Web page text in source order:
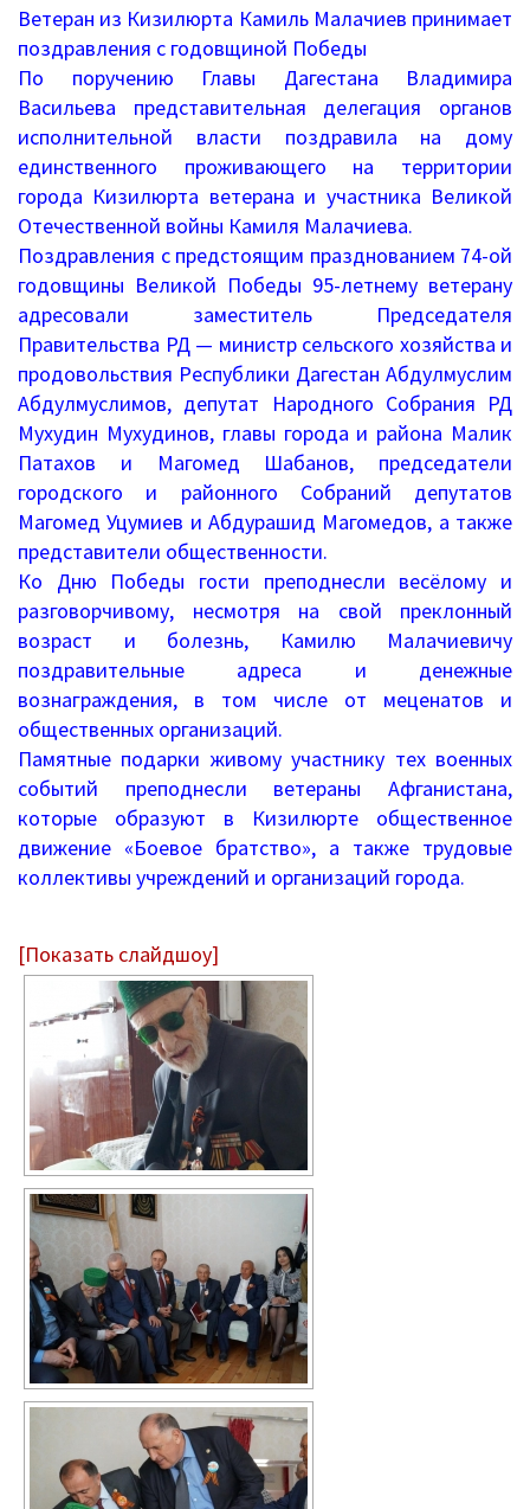
Контроль исполнения
Методистам
Документы
Постановления
Распоряжения
Приказы
Архив приказов
Информационные письма
Письма 2021-2023
Письма 2019-2020
Письма 2018-2019
Архив писем
Прием иностранных граждан
ГИА 2026
Конфликтная комиссия
Документы о ЕГЭ
Информация о ЕГЭ
Расписание ГИА
Медалисты
Образование
РИС ЭОД
Программа развития
Августовские доклады
Психолого-педагогический класс
Дистанционное образование
День
Ветеран из Кизилюрта Камиль Малачиев принимает
поздравления с годовщиной Победы
По поручению Главы Дагестана Владимира
Васильева представительная делегация органов
исполнительной власти поздравила на дому
единственного проживающего на территории
города Кизилюрта ветерана и участника Великой
Отечественной войны Камиля Малачиева.
Поздравления с предстоящим празднованием 74-ой
годовщины Великой Победы 95-летнему ветерану
адресовали заместитель Председателя
Правительства РД — министр сельского хозяйства и
продовольствия Республики Дагестан Абдулмуслим
Абдулмуслимов, депутат Народного Собрания РД
Мухудин Мухудинов, главы города и района Малик
Патахов и Магомед Шабанов, председатели
городского и районного Собраний депутатов
Магомед Уцумиев и Абдурашид Магомедов, а также
представители общественности.
Ко Дню Победы гости преподнесли весёлому и
разговорчивому, несмотря на свой преклонный
возраст и болезнь, Камилю Малачиевичу
поздравительные адреса и денежные
вознаграждения, в том числе от меценатов и
общественных организаций.
Памятные подарки живому участнику тех военных
событий преподнесли ветераны Афганистана,
которые образуют в Кизилюрте общественное
движение «Боевое братство», а также трудовые
коллективы учреждений и организаций города.
[Показать слайдшоу]